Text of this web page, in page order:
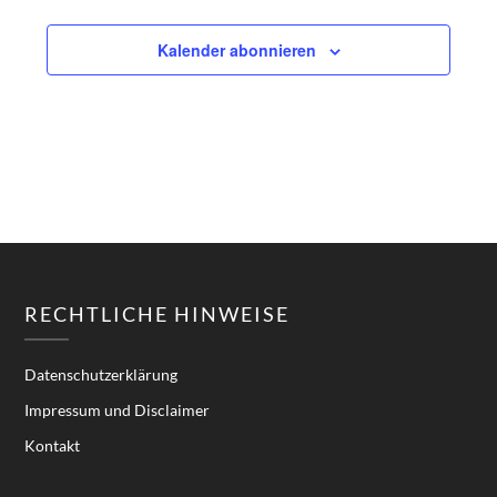
Kalender abonnieren
RECHTLICHE HINWEISE
Datenschutzerklärung
Impressum und Disclaimer
Kontakt